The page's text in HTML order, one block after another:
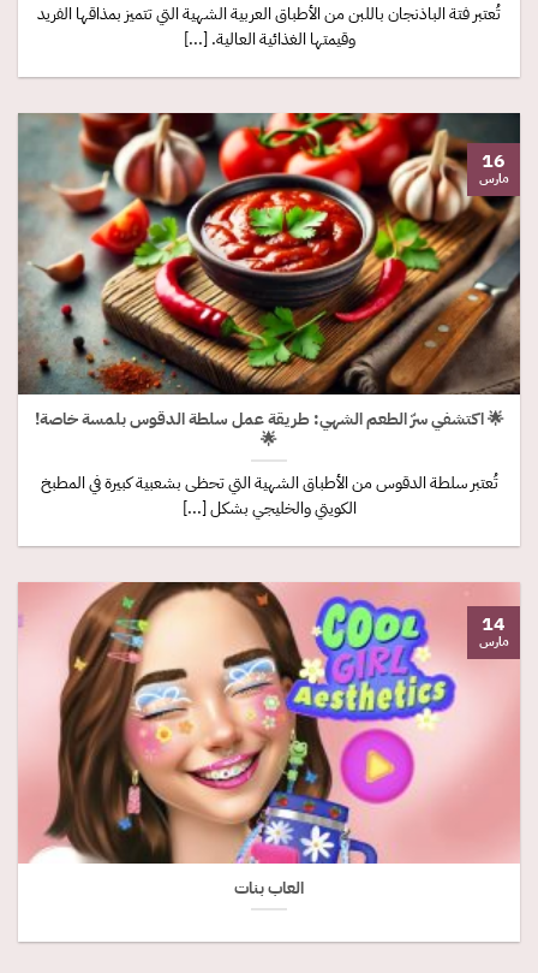
تُعتبر فتة الباذنجان باللبن من الأطباق العربية الشهية التي تتميز بمذاقها الفريد
وقيمتها الغذائية العالية. [...]
🌟 اكتشفي سرّ الطعم الشهي: طريقة عمل سلطة الدقوس بلمسة خاصة!
🌟
تُعتبر سلطة الدقوس من الأطباق الشهية التي تحظى بشعبية كبيرة في المطبخ
الكويتي والخليجي بشكل [...]
16
مارس
العاب بنات
14
مارس